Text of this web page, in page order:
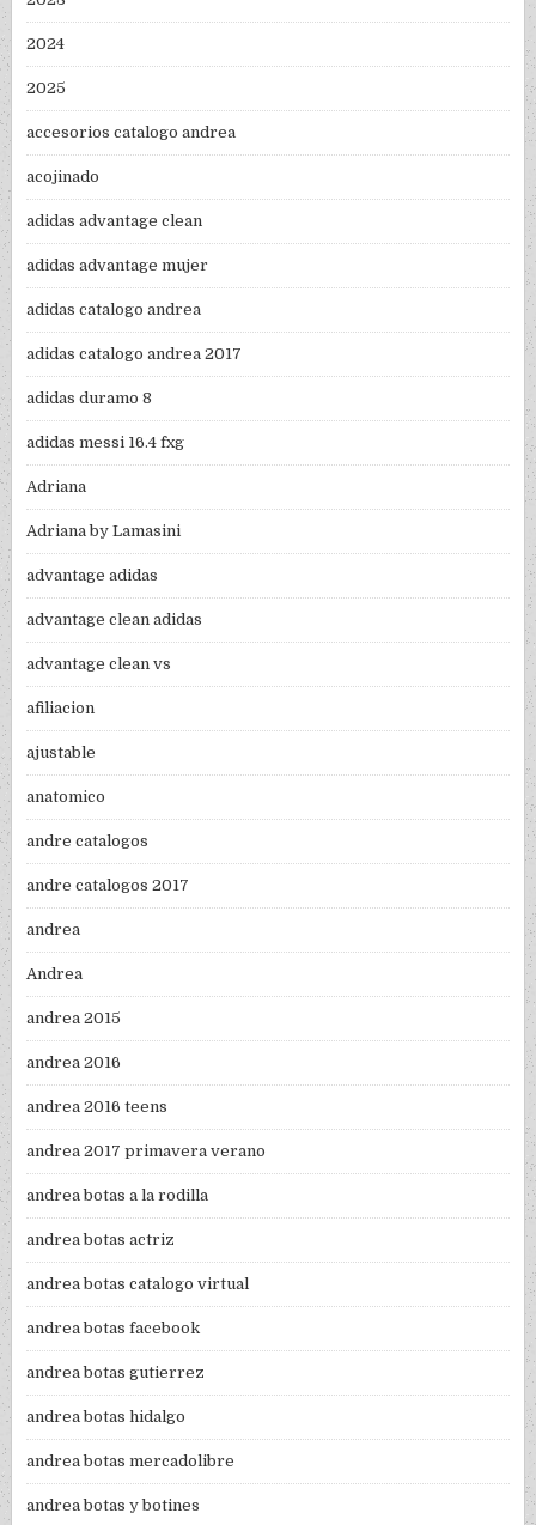
2024
2025
accesorios catalogo andrea
acojinado
adidas advantage clean
adidas advantage mujer
adidas catalogo andrea
adidas catalogo andrea 2017
adidas duramo 8
adidas messi 16.4 fxg
Adriana
Adriana by Lamasini
advantage adidas
advantage clean adidas
advantage clean vs
afiliacion
ajustable
anatomico
andre catalogos
andre catalogos 2017
andrea
Andrea
andrea 2015
andrea 2016
andrea 2016 teens
andrea 2017 primavera verano
andrea botas a la rodilla
andrea botas actriz
andrea botas catalogo virtual
andrea botas facebook
andrea botas gutierrez
andrea botas hidalgo
andrea botas mercadolibre
andrea botas y botines